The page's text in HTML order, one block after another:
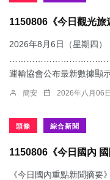
1150806《今日觀光旅
2026年8月6日（星期四
………………………………………
運輸協會公布最新數據顯
簡安 2026年八月06日
頭條 綜合新聞
1150806《今日國內 國
《今日國內重點新聞摘